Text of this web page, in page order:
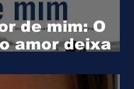
de mim: O
amor deixa